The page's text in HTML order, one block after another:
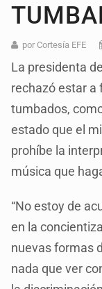
por Cortesía EFE
La presidenta
rechazó estar a
tumbados,
estado que el
prohíbe la
música que
“No estoy de
en la
nuevas formas
nada que ver